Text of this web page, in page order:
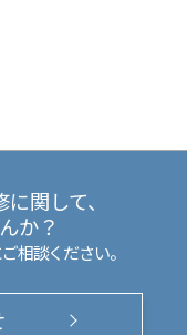
関して、
か？
相談ください。